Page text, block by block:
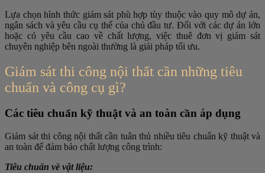
Lựa chọn hình thức giám sát phù hợp tùy thuộc vào quy mô dự án,
ngân sách và yêu cầu cụ thể của chủ đầu tư. Đối với các dự án lớn
hoặc có yêu cầu cao về chất lượng, việc thuê đơn vị giám sát
chuyên nghiệp bên ngoài thường là giải pháp tối ưu.
Giám sát thi công nội thất cần những tiêu
chuẩn và công cụ gì?
Các tiêu chuẩn kỹ thuật và an toàn cần áp dụng
Giám sát thi công nội thất cần tuân thủ nhiều tiêu chuẩn kỹ thuật và
an toàn để đảm bảo chất lượng công trình:
Tiêu chuẩn về vật liệu: